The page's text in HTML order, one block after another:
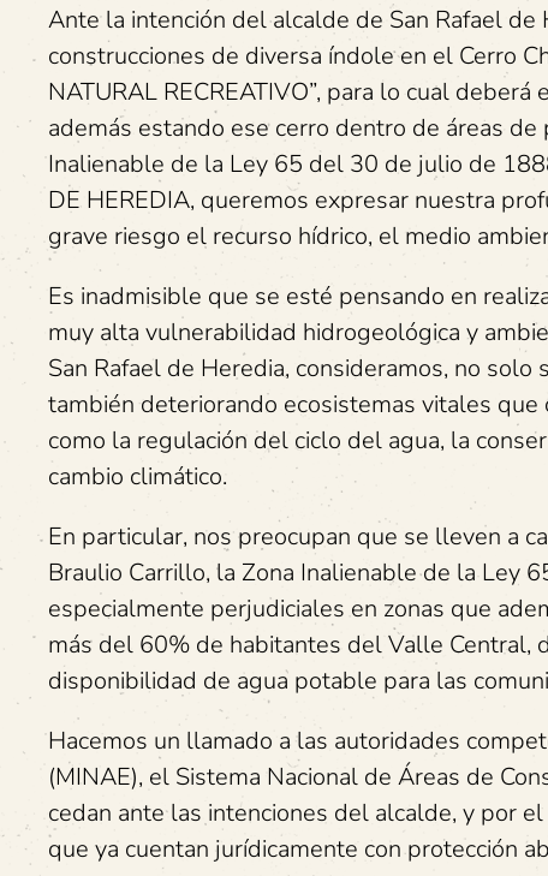
Ante la intención del alcalde de San Rafael de
construcciones de diversa índole en el Cerro
NATURAL RECREATIVO”, para lo cual
además estando ese cerro dentro de áreas
Inalienable de la Ley 65 del 30 de julio de
DE HEREDIA, queremos expresar nuestra
grave riesgo el recurso hídrico, el medio
Es inadmisible que se esté pensando en
muy alta vulnerabilidad hidrogeológica y
San Rafael de Heredia, consideramos, no
también deteriorando ecosistemas vitales
como la regulación del ciclo del agua, la
cambio climático.
En particular, nos preocupan que se lleven a
Braulio Carrillo, la Zona Inalienable de la Ley
especialmente perjudiciales en zonas que
más del 60% de habitantes del Valle Central,
disponibilidad de agua potable para las
Hacemos un llamado a las autoridades
(MINAE), el Sistema Nacional de Áreas de
cedan ante las intenciones del alcalde, y por
que ya cuentan jurídicamente con protección